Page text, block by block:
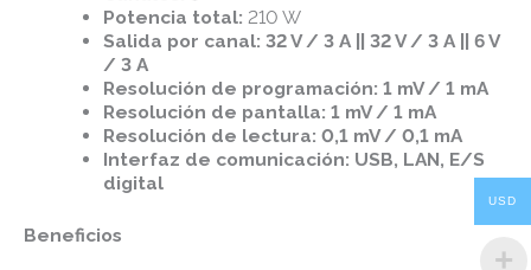
Potencia total: 210 W
Salida por canal: 32 V / 3 A || 32 V / 3 A || 6 V
/ 3 A
Resolución de programación: 1 mV / 1 mA
Resolución de pantalla: 1 mV / 1 mA
Resolución de lectura: 0,1 mV / 0,1 mA
Interfaz de comunicación: USB, LAN, E/S
digital
Beneficios
USD